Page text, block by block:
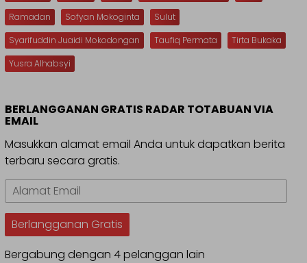
Ramadan
Sofyan Mokoginta
Sulut
Syarifuddin Juaidi Mokodongan
Taufiq Permata
Tirta Bukaka
Yusra Alhabsyi
BERLANGGANAN GRATIS RADAR TOTABUAN VIA
EMAIL
Masukkan alamat email Anda untuk dapatkan berita
terbaru secara gratis.
Alamat
Email
Berlangganan Gratis
Bergabung dengan 4 pelanggan lain